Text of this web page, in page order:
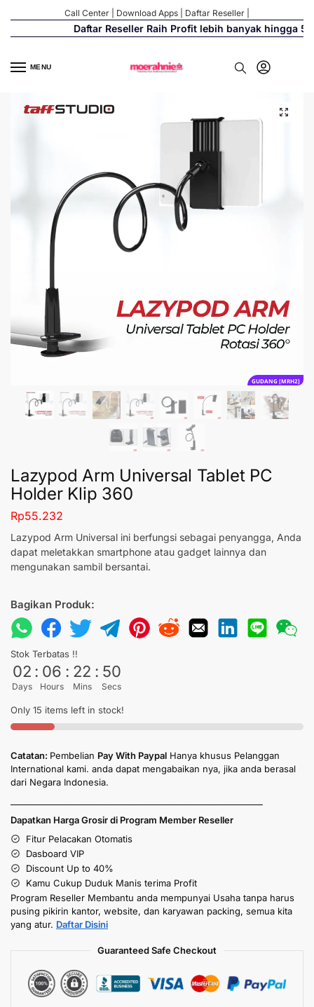
Call Center Download Apps Daftar Reseller
Daftar Reseller Raih Profit lebih banyak hingga
MENU
GUDANG [MRH2]
Lazypod Arm Universal Tablet PC
Holder Klip 360
Rp55.232
Lazypod Arm Universal ini berfungsi sebagai penyangga, Anda
dapat meletakkan smartphone atau gadget lainnya dan
mengunakan sambil bersantai.
Bagikan Produk:
Stok Terbatas !!
02
Days
: 06
Hours
: 22
Mins
: 49
Secs
Only 15 items left in stock!
Catatan: Pembelian Pay With Paypal Hanya khusus Pelanggan
International kami. anda dapat mengabaikan nya, jika anda berasal
dari Negara Indonesia.
Dapatkan Harga Grosir di Program Member Reseller
Fitur Pelacakan Otomatis
Dasboard VIP
Discount Up to 40%
Kamu Cukup Duduk Manis terima Profit
Program Reseller Membantu anda mempunyai Usaha tanpa harus
pusing pikirin kantor, website, dan karyawan packing, semua kita
yang atur. Daftar Disini
Guaranteed Safe Checkout